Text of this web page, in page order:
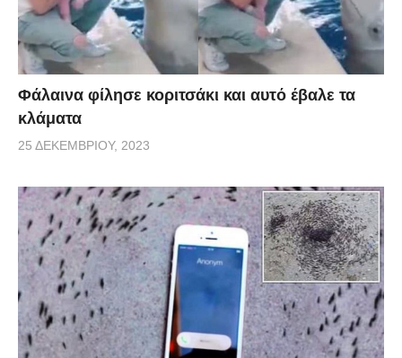
Φάλαινα φίλησε κοριτσάκι και αυτό έβαλε τα
κλάματα
25 ΔΕΚΕΜΒΡΊΟΥ, 2023